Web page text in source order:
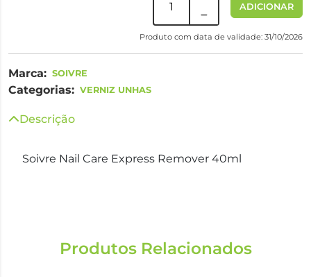
ADICIONAR
Produto com data de validade: 31/10/2026
Marca: SOIVRE
Categorias: VERNIZ UNHAS
Descrição
Soivre Nail Care Express Remover 40ml
Produtos Relacionados